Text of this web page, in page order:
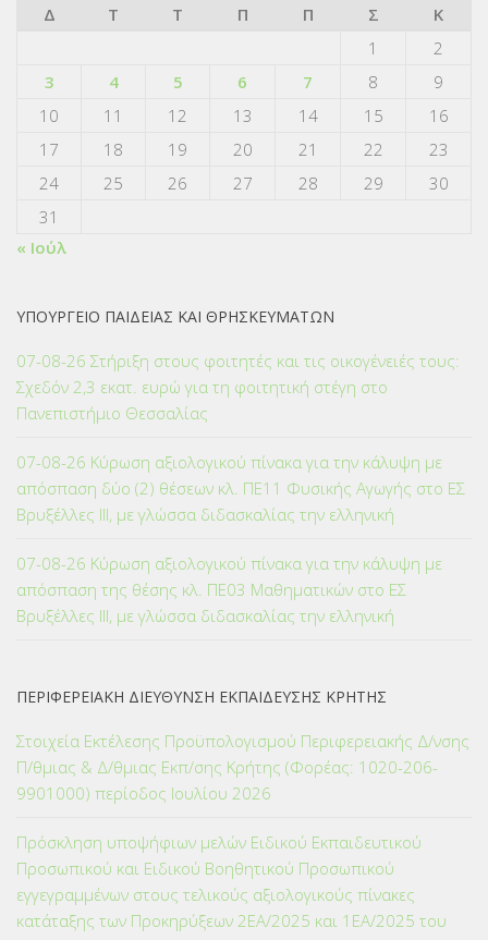
Δ
Τ Τ Π Π Σ
Κ
1
2
3
4 5 6 7 8
9
10
11 12 13 14 15
16
17
18 19 20 21 22
23
24
25 26 27 28 29
30
31
« Ιούλ
ΥΠΟΥΡΓΕΙΟ ΠΑΙΔΕΙΑΣ ΚΑΙ ΘΡΗΣΚΕΥΜΑΤΩΝ
07-08-26 Στήριξη στους φοιτητές και τις οικογένειές τους:
Σχεδόν 2,3 εκατ. ευρώ για τη φοιτητική στέγη στο
Πανεπιστήμιο Θεσσαλίας
07-08-26 Κύρωση αξιολογικού πίνακα για την κάλυψη με
απόσπαση δύο (2) θέσεων κλ. ΠΕ11 Φυσικής Αγωγής στο ΕΣ
Βρυξέλλες ΙΙΙ, με γλώσσα διδασκαλίας την ελληνική
07-08-26 Κύρωση αξιολογικού πίνακα για την κάλυψη με
απόσπαση της θέσης κλ. ΠΕ03 Μαθηματικών στο ΕΣ
Βρυξέλλες ΙΙΙ, με γλώσσα διδασκαλίας την ελληνική
ΠΕΡΙΦΕΡΕΙΑΚΗ ΔΙΕΥΘΥΝΣΗ ΕΚΠΑΙΔΕΥΣΗΣ ΚΡΗΤΗΣ
Στοιχεία Εκτέλεσης Προϋπολογισμού Περιφερειακής Δ/νσης
Π/θμιας & Δ/θμιας Εκπ/σης Κρήτης (Φορέας: 1020-206-
9901000) περίοδος Ιουλίου 2026
Πρόσκληση υποψήφιων μελών Ειδικού Εκπαιδευτικού
Προσωπικού και Ειδικού Βοηθητικού Προσωπικού
εγγεγραμμένων στους τελικούς αξιολογικούς πίνακες
κατάταξης των Προκηρύξεων 2ΕΑ/2025 και 1ΕΑ/2025 του